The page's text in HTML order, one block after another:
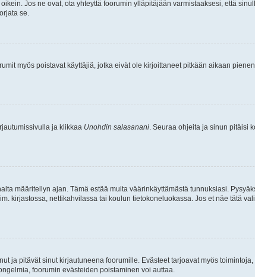
Jos ne ovat, ota yhteyttä foorumin ylläpitäjään varmistaaksesi, että
se.
myös poistavat käyttäjiä, jotka eivät ole kirjoittaneet pitkään aikaan
ja klikkaa Unohdin salasanani . Seuraa ohjeita ja sinun pitäisi
määritellyn ajan. Tämä estää muita väärinkäyttämästä tunnuksiasi.
kirjastossa, nettikahvilassa tai koulun tietokoneluokassa. Jos et näe tätä
ja pitävät sinut kirjautuneena foorumille. Evästeet tarjoavat myös
foorumin evästeiden poistaminen voi auttaa.